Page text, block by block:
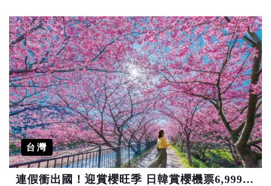
台灣
連假衝出國！迎賞櫻旺季 日韓賞櫻機票6,999元起、一日遊6折起